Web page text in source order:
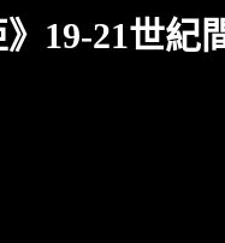
》19-21世紀